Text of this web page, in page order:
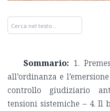
Sommario: 1.
all’ordinanza e
controllo giudiziario
tensioni sistemiche – 4. Il